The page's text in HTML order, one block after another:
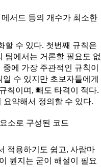
서드 등의 개수가 최소한
할 수 있다. 첫번째 규칙은
팀에서는 거론할 필요도 없
에 가장 주관적인 규칙이
수 있지만 초보자들에게
칙이며, 빼도 타격이 적다.
요약해서 정의할 수 있다.
소로 구성된 코드
적용하기도 쉽고, 사람마
뭔지는 굳이 해설이 필요